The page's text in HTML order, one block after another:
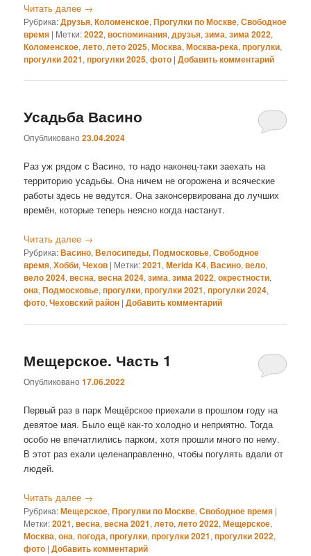
Читать далее →
Рубрика:Друзья,Коломенское,Прогулки по Москве,Свободное
время | Метки:2022,воспоминания,друзья,зима,зима 2022,
Коломенское,лето,лето 2025,Москва,Москва-река,прогулки,
прогулки 2021,прогулки 2025,фото |Добавить комментарий
Усадьба Васино
Опубликовано23.04.2024
Раз уж рядом с Васино, то надо наконец-таки заехать на
территорию усадьбы. Она ничем не огорожена и всяческие
работы здесь не ведутся. Она законсервирована до лучших
времён, которые теперь неясно когда настанут.
Читать далее →
Рубрика:Васино,Велосипеды,Подмосковье,Свободное
время,Хобби,Чехов | Метки:2021,Merida K4,Васино,вело,
вело 2024,весна,весна 2024,зима,зима 2022,окрестности,
она,Подмосковье,прогулки,прогулки 2021,прогулки 2024,
фото,Чеховский район |Добавить комментарий
Мещерское. Часть 1
Опубликовано17.06.2022
Первый раз в парк Мещёрское приехали в прошлом году на
девятое мая. Было ещё как-то холодно и неприятно. Тогда
особо не впечатлились парком, хотя прошли много по нему.
В этот раз ехали целенаправленно, чтобы погулять вдали от
людей.
Читать далее →
Рубрика:Мещерское,Прогулки по Москве,Свободное время |
Метки:2021,весна,весна 2021,лето,лето 2022,Мещерское,
Москва,она,погода,прогулки,прогулки 2021,прогулки 2022,
фото |Добавить комментарий